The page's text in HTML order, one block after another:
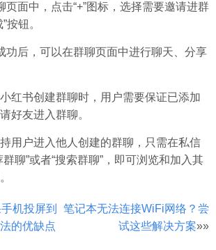
页面中，点击“+”图标，选择需要邀请进群
按钮。
功后，可以在群聊页面中进行聊天、分享
红书创建群聊时，用户需要保证已添加
好友进入群聊。
用户进入他人创建的群聊，只需在私信
聊”或者“搜索群聊”，即可浏览和加入其
机投屏到
的优缺点
笔记本无法连接WiFi网络？尝
试这些解决方案»»